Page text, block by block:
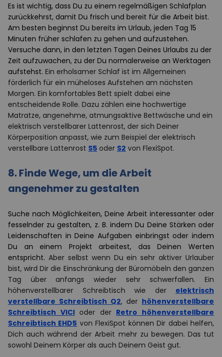
Es ist wichtig, dass Du zu einem regelmäßigen Schlafplan
zurückkehrst, damit Du frisch und bereit für die Arbeit bist.
Am besten beginnst Du bereits im Urlaub, jeden Tag 15
Minuten früher schlafen zu gehen und aufzustehen.
Versuche dann, in den letzten Tagen Deines Urlaubs zu der
Zeit aufzuwachen, zu der Du normalerweise an Werktagen
aufstehst. Ein erholsamer Schlaf ist im Allgemeinen
förderlich für ein müheloses Aufstehen am nächsten
Morgen. Ein komfortables Bett spielt dabei eine
entscheidende Rolle. Dazu zählen eine hochwertige
Matratze, angenehme, atmungsaktive Bettwäsche und ein
elektrisch verstellbarer Lattenrost, der sich Deiner
Körperposition anpasst, wie zum Beispiel der elektrisch
verstellbare Lattenrost S5 oder S2 von FlexiSpot.
8.Finde Wege, um die Arbeit
angenehmer zu gestalten
Suche nach Möglichkeiten, Deine Arbeit interessanter oder
fesselnder zu gestalten, z. B. indem Du Deine Stärken oder
Leidenschaften in Deine Aufgaben einbringst oder indem
Du an einem Projekt arbeitest, das Deinen Werten
entspricht. Aber selbst wenn Du ein sehr aktiver Urlauber
bist, wird Dir die Einschränkung der Büromöbeln den ganzen
Tag über anfangs wieder sehr schwerfallen. Ein
höhenverstellbarer Schreibtisch wie der elektrisch
verstellbare Schreibtisch Q2, der höhenverstellbare
Schreibtisch VICIoder der Retro höhenverstellbare
Schreibtisch EHD5 von FlexiSpot können Dir dabei helfen,
Dich auch während der Arbeit mehr zu bewegen. Das tut
sowohl Deinem Körper als auch Deinem Geist gut.